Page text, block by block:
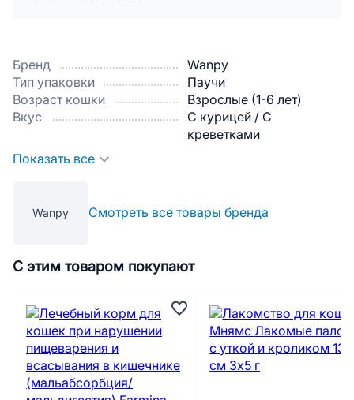
Бренд
Wanpy
Тип упаковки
Паучи
Возраст кошки
Взрослые (1-6 лет)
Вкус
С курицей / С
креветками
Показать все
Wanpy Смотреть все товары бренда
С этим товаром покупают